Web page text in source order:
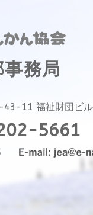
務局
43-11 福祉財団ビ
5661